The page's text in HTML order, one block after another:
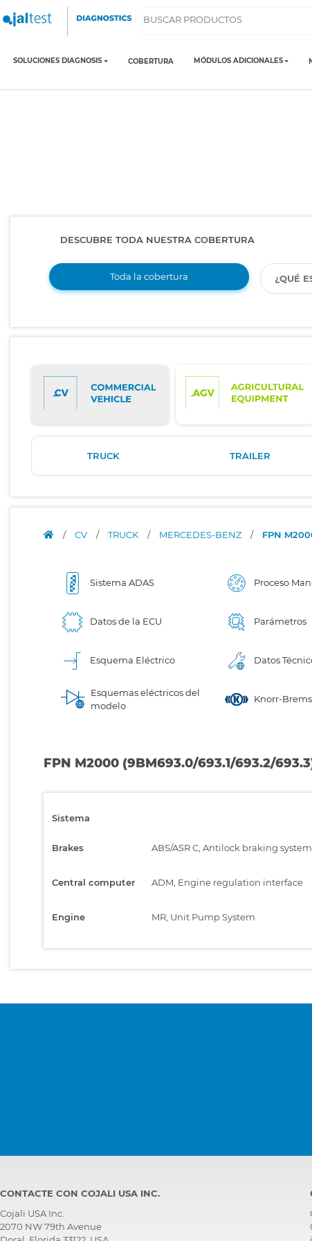
SOLUCIONES DIAGNOSIS COBERTURA MÓDULOS ADICIONALES
DESCUBRE TODA NUESTRA COBERTURA
Toda la cobertura
TRUCK TRAILER
/ CV / TRUCK / MERCEDES-BENZ / FPN
Sistema ADAS Proceso
Datos de la ECU Parámetros
Esquema Eléctrico Datos
Esquemas eléctricos del
modelo
Knorr-
FPN M2000 (9BM693.0/693.1/693.2/
Sistema
Brakes ABS/ASR C, Antilock braking system
Central computer ADM, Engine regulation interface
Engine MR, Unit Pump System
CONTACTE CON COJALI USA INC.
Cojali USA Inc.
2070 NW 79th Avenue